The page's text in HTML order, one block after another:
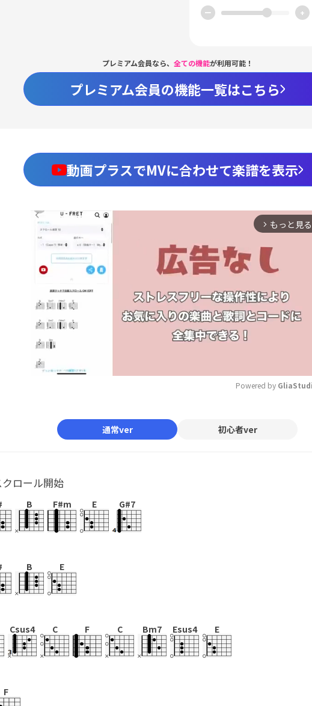
ー +
プレミアム会員なら、 全ての機能が利用可能！
プレミアム会員の機能一覧はこちら
動画プラスでMVに合わせて楽譜を表示
arrow_forward_ios もっと見る
Powered by
通常ver 初心者ver
ロール開始
B F#m E G#7
B E
Csus4 C F C Bm7 Esus4 E
F